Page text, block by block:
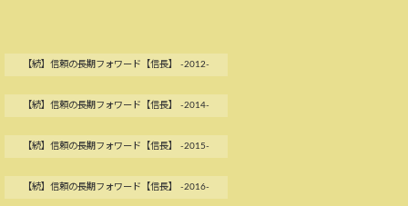
【続】信頼の長期フォワード【信長】 -2012-
【続】信頼の長期フォワード【信長】 -2014-
【続】信頼の長期フォワード【信長】 -2015-
【続】信頼の長期フォワード【信長】 -2016-